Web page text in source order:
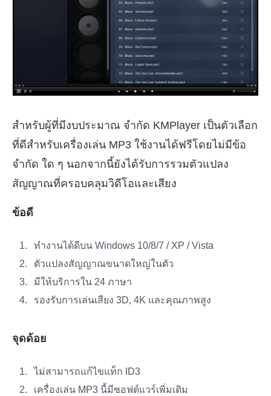
สำหรับผู้ที่มีงบประมาณ จำกัด KMPlayer เป็นตัวเลือก
ที่ดีสำหรับเครื่องเล่น MP3 ใช้งานได้ฟรีโดยไม่มีข้อ
จำกัด ใด ๆ นอกจากนี้ยังได้รับการรวมตัวแปลง
สัญญาณที่ครอบคลุมวิดีโอและเสียง
ข้อดี
ทำงานได้ดีบน Windows 10/8/7 / XP / Vista
ตัวแปลงสัญญาณขนาดใหญ่ในตัว
มีให้บริการใน 24 ภาษา
รองรับการเล่นเสียง 3D, 4K และคุณภาพสูง
จุดด้อย
ไม่สามารถแก้ไขแท็ก ID3
เครื่องเล่น MP3 นี้มีซอฟต์แวร์เพิ่มเติม